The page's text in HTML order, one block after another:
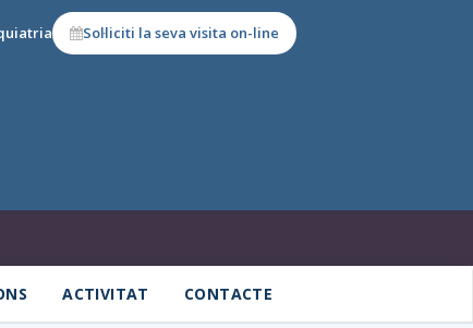
Sol·liciti la seva visita on-line
ACTIVITAT CONTACTE